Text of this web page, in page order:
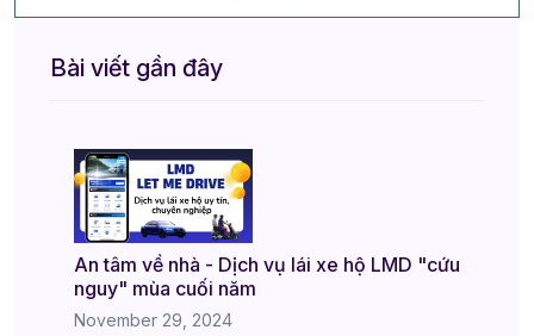
Bài viết gần đây
An tâm về nhà - Dịch vụ lái xe hộ LMD "cứu
nguy" mùa cuối năm
November 29, 2024